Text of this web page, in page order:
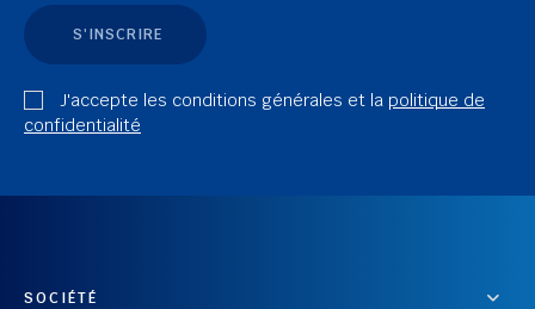
S'INSCRIRE
J'accepte les conditions générales et la politique de
confidentialité
SOCIÉTÉ